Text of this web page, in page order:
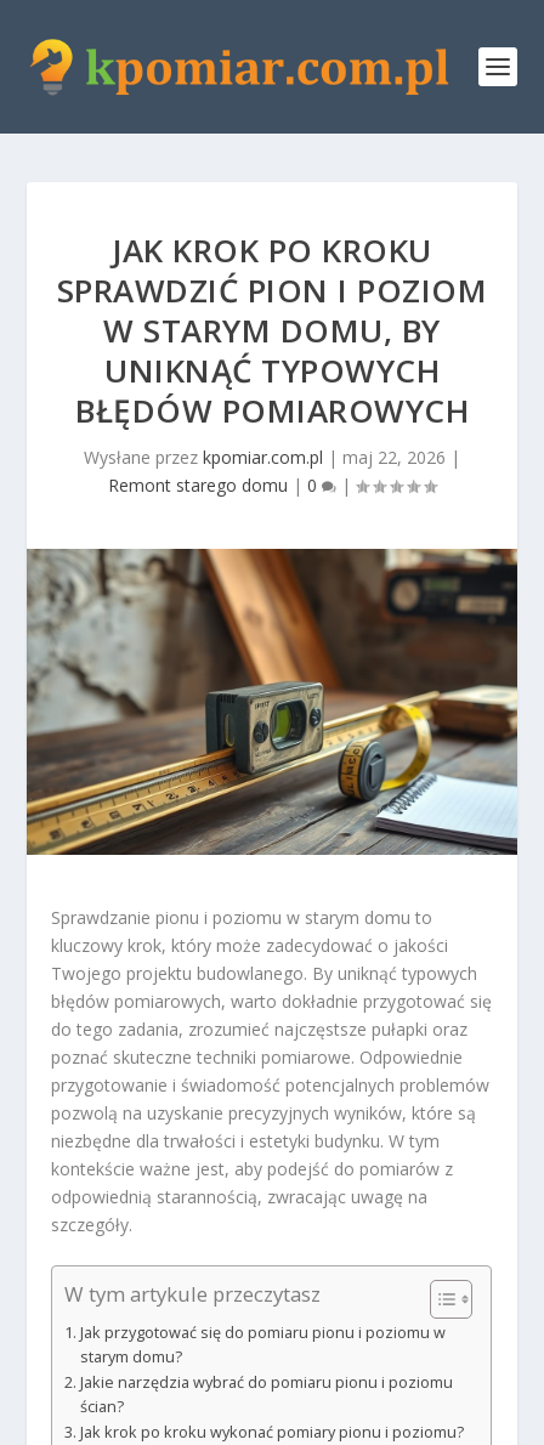
JAK KROK PO KROKU
SPRAWDZIĆ PION I POZIOM
W STARYM DOMU, BY
UNIKNĄĆ TYPOWYCH
BŁĘDÓW POMIAROWYCH
Wysłane przez kpomiar.com.pl | maj 22, 2026 |
Remont starego domu | 0 |
Sprawdzanie pionu i poziomu w starym domu to
kluczowy krok, który może zadecydować o jakości
Twojego projektu budowlanego. By uniknąć typowych
błędów pomiarowych, warto dokładnie przygotować się
do tego zadania, zrozumieć najczęstsze pułapki oraz
poznać skuteczne techniki pomiarowe. Odpowiednie
przygotowanie i świadomość potencjalnych problemów
pozwolą na uzyskanie precyzyjnych wyników, które są
niezbędne dla trwałości i estetyki budynku. W tym
kontekście ważne jest, aby podejść do pomiarów z
odpowiednią starannością, zwracając uwagę na
szczegóły.
W tym artykule przeczytasz
Jak przygotować się do pomiaru pionu i poziomu w
starym domu?
Jakie narzędzia wybrać do pomiaru pionu i poziomu
ścian?
Jak krok po kroku wykonać pomiary pionu i poziomu?